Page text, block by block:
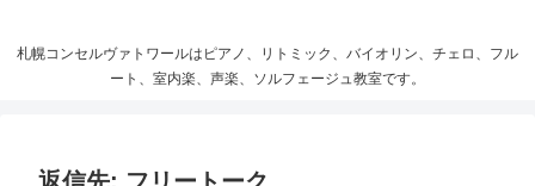
札幌コンセルヴァトワールはピアノ、リトミック、バイオリン、チェロ、フル
ート、室内楽、声楽、ソルフェージュ教室です。